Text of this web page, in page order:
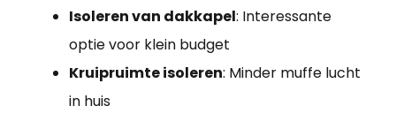
Isoleren van dakkapel: Interessante
optie voor klein budget
Kruipruimte isoleren: Minder muffe lucht
in huis